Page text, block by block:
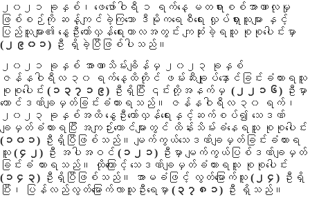
၂၀၂၁ ခုနှစ်၊ ဖေဖော်ဝါရီ ၁ ရက်နေ့ မတရားစစ်အာဏာလုမှု
ဖြစ်စဉ်ကို ဆန့်ကျင်ခဲ့ကြသော ဒီမိုကရေစီရေး လှုပ်ရှားသူများ နှင့်
ပြည်သူများ၏ နွေဦးတော်လှန်ရေးကာလအတွင်း ကျဆုံးခဲ့ရသူ စုစုပေါင်းမှာ
(၂၉၀၁) ဦး ရှိခဲ့ပြီဖြစ်ပါသည်။
၂၀၂၁ ခုနှစ် အာဏာသိမ်းချိန်မှ ၂၀၂၃ ခုနှစ်
ဇန်နဝါရီ လ ၃၀ ရက်နေ့ထိတိုင် ဖမ်းဆီးချုပ်နှောင်ခြင်းခံထားရသူ
စုစုပေါင်း (၁၃၇၁၉) ဦးရှိပြီး ၎င်းတို့အနက်မှ (၂၂၁၆) ဦးမှာ
ထောင်ဒဏ်ချမှတ်ခြင်းခံထားရသည်။
ဇန်နဝါရီ လ ၃၀ ရက်၊
၂၀၂၃ ခုနှစ်အထိ နွေဦးတော်လှန်ရေးနှင့်ဆက်စပ်၍ သေဒဏ်
ချမှတ်ခံထားရပြီး အကျဉ်းထောင်များတွင် ထိန်းသိမ်းခံနေရသူ စုစုပေါင်း
(၁၀၁) ဦးရှိပြီဖြစ်သည်။ မျက်ကွယ်သေဒဏ်ချမှတ်ခြင်းခံထားရ
သူ (၄၂) ဦး အပါအဝင် (၁၂၁) ဦးမှာ မျက်ကွယ်ပြစ်ဒဏ်ချမှတ်
ခြင်းခံ ထားရသည်။ ထိုကြောင့် သေဒဏ်ချမှတ်ခံထားရသူ စုစုပေါင်း
(၁၄၃) ဦးရှိပြီဖြစ်သည်။ အာမခံဖြင့် လွတ်မြောက်သူ (၂၄) ဦးရှိ
ပြီး၊ ပြန်လည်လွတ်မြောက်လာသူဦးရေမှာ (၃၇၈၁) ဦး ရှိသည်။